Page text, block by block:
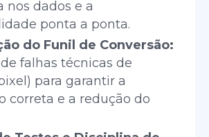
nos dados e a
ponta a ponta.
do Funil de Conversão:
falhas técnicas de
para garantir a
correta e a redução do